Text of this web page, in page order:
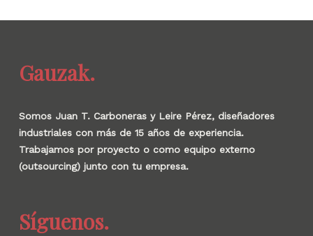
Gauzak.
Somos Juan T. Carboneras y Leire Pérez, diseñadores
industriales con más de 15 años de experiencia.
Trabajamos por proyecto o como equipo externo
(outsourcing) junto con tu empresa.
Síguenos.